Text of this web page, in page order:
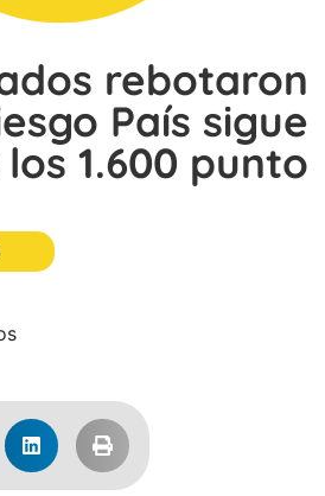
rebotaron
País sigue
1.600 punto